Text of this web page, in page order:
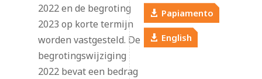
2022 en de begroting
2023 op korte termijn
worden vastgesteld. De
begrotingswijziging
2022 bevat een bedrag
Papiamento
English